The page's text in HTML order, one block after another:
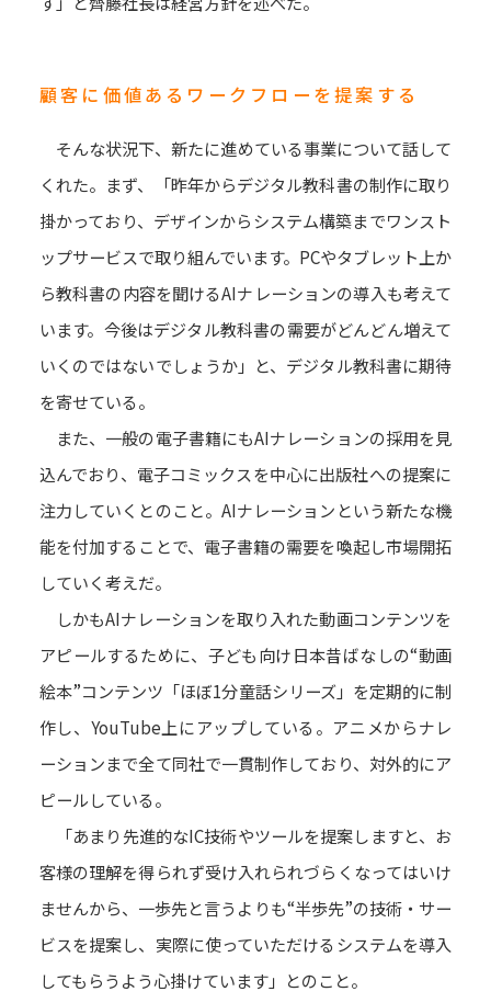
顧客に価値あるワークフローを提案する
そんな状況下、新たに進めている事業について話して
くれた。まず、「昨年からデジタル教科書の制作に取り
掛かっており、デザインからシステム構築までワンスト
ップサービスで取り組んでいます。PCやタブレット上か
ら教科書の内容を聞けるAIナレーションの導入も考えて
います。今後はデジタル教科書の需要がどんどん増えて
いくのではないでしょうか」と、デジタル教科書に期待
を寄せている。
また、一般の電子書籍にもAIナレーションの採用を見
込んでおり、電子コミックスを中心に出版社への提案に
注力していくとのこと。AIナレーションという新たな機
能を付加することで、電子書籍の需要を喚起し市場開拓
していく考えだ。
しかもAIナレーションを取り入れた動画コンテンツを
アピールするために、子ども向け日本昔ばなしの“動画
絵本”コンテンツ「ほぼ1分童話シリーズ」を定期的に制
作し、YouTube上にアップしている。アニメからナレ
ーションまで全て同社で一貫制作しており、対外的にア
ピールしている。
「あまり先進的なIC技術やツールを提案しますと、お
客様の理解を得られず受け入れられづらくなってはいけ
ませんから、一歩先と言うよりも“半歩先”の技術・サー
ビスを提案し、実際に使っていただけるシステムを導入
してもらうよう心掛けています」とのこと。